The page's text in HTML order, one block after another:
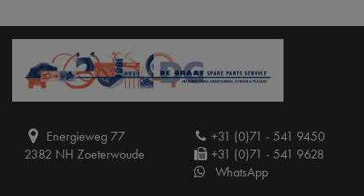
Energieweg 77
2382 NH Zoeterwoude
+31 (0)71 - 541 9450
+31 (0)71 - 541 9628
WhatsApp